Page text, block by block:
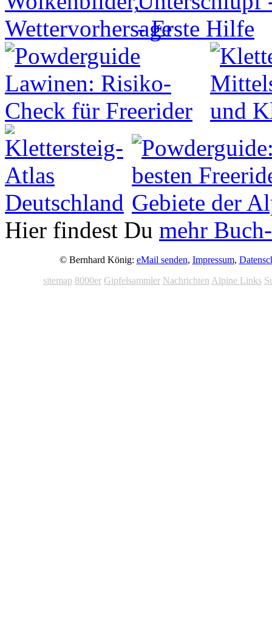
Hier findest Du mehr
© Bernhard König: eMail senden, Impressum,
sitemap 8000er Gipfelsammler Nachrichten Alpine Links